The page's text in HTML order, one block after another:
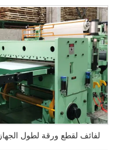
لفائف لقطع ورقة لطول الجهاز